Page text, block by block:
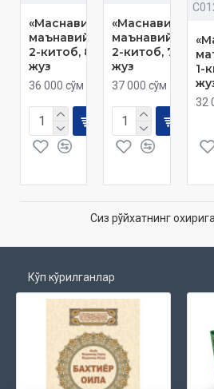
«Маснавийи
маънавий»
2-китоб, 8-
жуз
36 000 сўм
«Маснавийи
маънавий»
2-китоб, 7-
жуз
37 000 сўм
1-
32
Сиз рўйхатнинг
Кўп кўрилганлар